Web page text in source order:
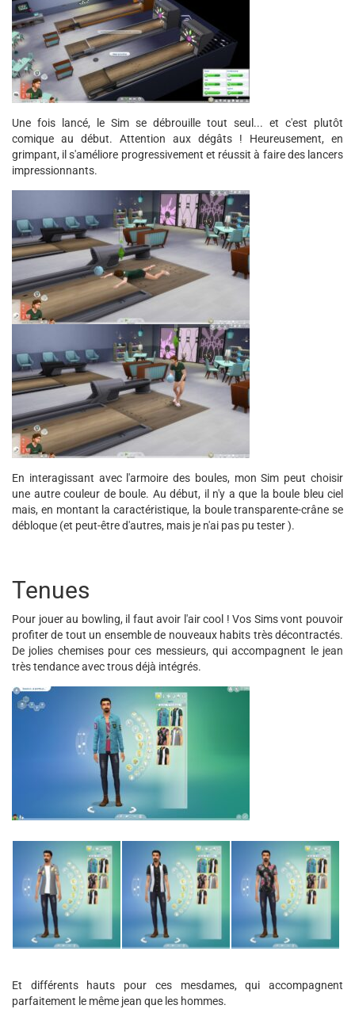
Une fois lancé, le Sim se débrouille tout seul... et c'est plutôt
comique au début. Attention aux dégâts ! Heureusement, en
grimpant, il s'améliore progressivement et réussit à faire des lancers
impressionnants.
En interagissant avec l'armoire des boules, mon Sim peut choisir
une autre couleur de boule. Au début, il n'y a que la boule bleu ciel
mais, en montant la caractéristique, la boule transparente-crâne se
débloque (et peut-être d'autres, mais je n'ai pas pu tester ).
Tenues
Pour jouer au bowling, il faut avoir l'air cool ! Vos Sims vont pouvoir
profiter de tout un ensemble de nouveaux habits très décontractés.
De jolies chemises pour ces messieurs, qui accompagnent le jean
très tendance avec trous déjà intégrés.
Et différents hauts pour ces mesdames, qui accompagnent
parfaitement le même jean que les hommes.